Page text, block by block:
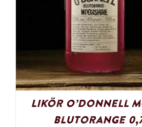
Likör O’Donnell
Blutorange